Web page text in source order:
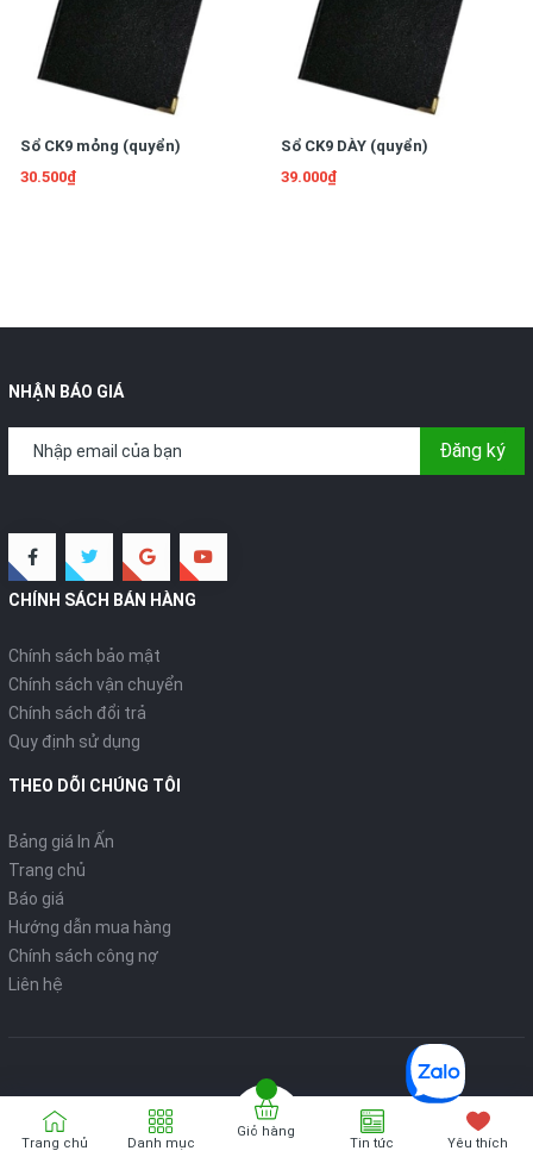
Sổ CK9 mỏng (quyển)
30.500₫
Sổ CK9 DÀY (quyển)
39.000₫
NHẬN BÁO GIÁ
Đăng ký
CHÍNH SÁCH BÁN HÀNG
Chính sách bảo mật
Chính sách vận chuyển
Chính sách đổi trả
Quy định sử dụng
THEO DÕI CHÚNG TÔI
Bảng giá In Ấn
Trang chủ
Báo giá
Hướng dẫn mua hàng
Chính sách công nợ
Liên hệ
Bản quyển thuộc về VPP ONLINE
Trang chủ Danh mục
Giỏ hàng
Tin tức Yêu thích